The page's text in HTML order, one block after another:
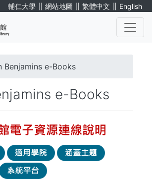
輔仁大學 ∥ 網站地圖 ∥ 繁體中文 ∥ English
Benjamins e-Books
e-Books